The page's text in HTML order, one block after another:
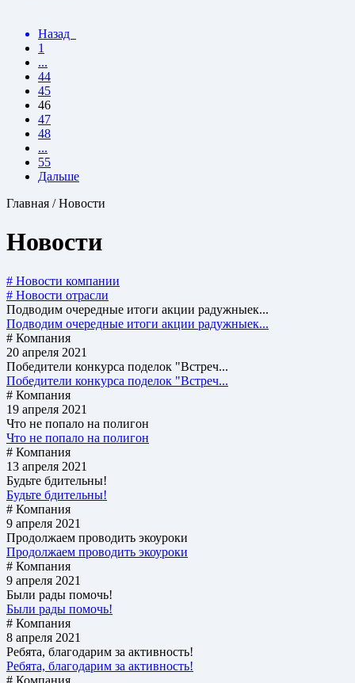
Назад
1
...
44
45
46
47
48
...
55
Дальше
Главная / Новости
Новости
# Новости компании
# Новости отрасли
Подводим очередные итоги акции радужныек...
Подводим очередные итоги акции радужныек...
# Компания
20 апреля 2021
Победители конкурса поделок "Встреч...
Победители конкурса поделок "Встреч...
# Компания
19 апреля 2021
Что не попало на полигон
Что не попало на полигон
# Компания
13 апреля 2021
Будьте бдительны!
Будьте бдительны!
# Компания
9 апреля 2021
Продолжаем проводить экоуроки
Продолжаем проводить экоуроки
# Компания
9 апреля 2021
Были рады помочь!
Были рады помочь!
# Компания
8 апреля 2021
Ребята, благодарим за активность!
Ребята, благодарим за активность!
# Компания